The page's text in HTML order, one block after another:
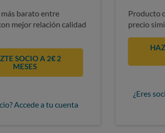
barato entre
mejor relación calidad
SOCIO A 2€ 2
MESES
Accede a tu cuenta
Producto
precio
¿Eres